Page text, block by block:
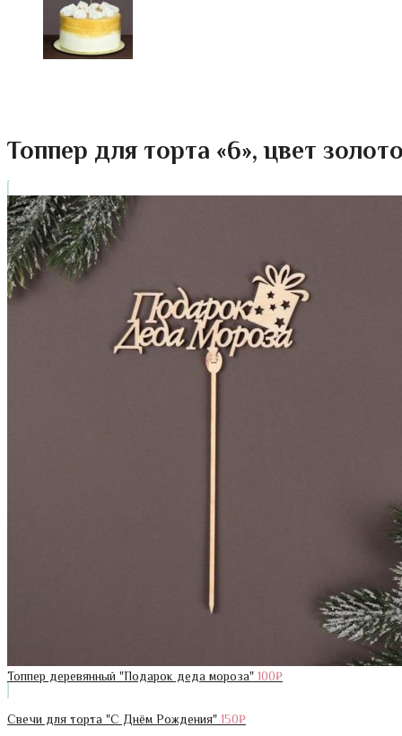
Топпер для торта «6», цвет
Топпер деревянный "Подарок деда мороза" 100₽
Свечи для торта "С Днём Рождения" 150₽